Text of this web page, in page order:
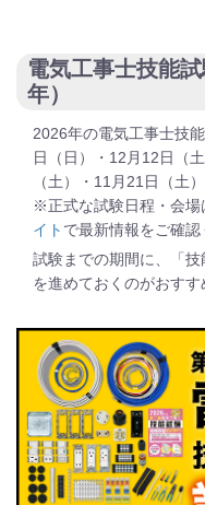
電気工事士技能
年）
2026年の電気工事士技
日（日）・12月12日（
（土）・11月21日（土
※正式な試験日程・会場
イト で最新情報をご確認
試験までの期間に、「
を進めておくのがおすす